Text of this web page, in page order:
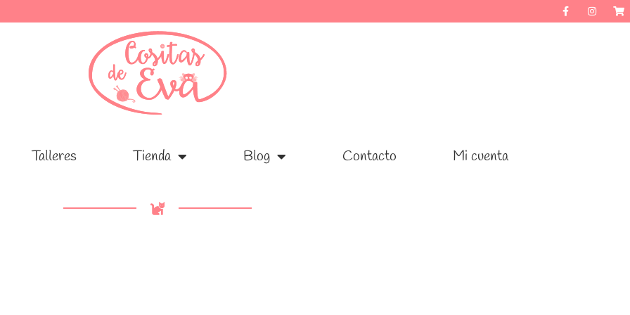
Talleres Tienda Blog Contacto Mi cuenta
Talleres Tienda Blog Contacto Mi cuenta